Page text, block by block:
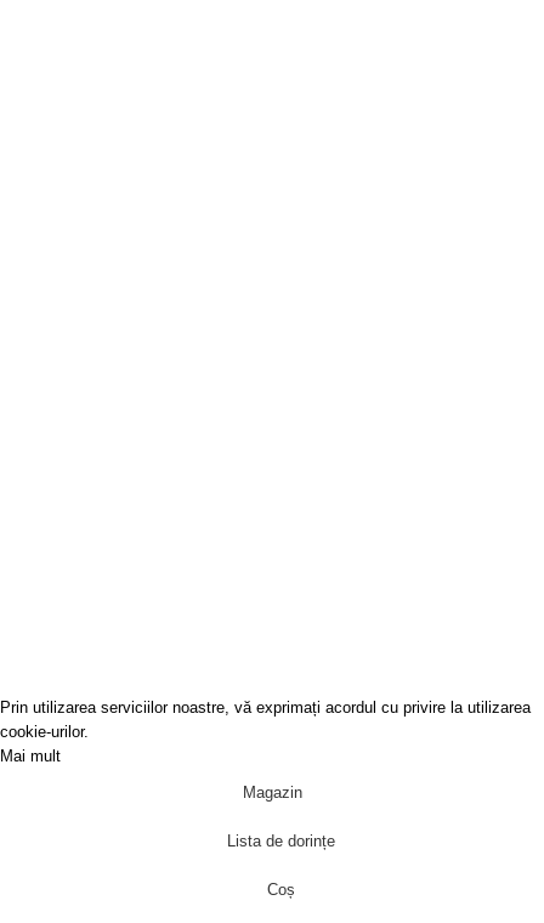
Prin utilizarea serviciilor noastre, vă exprimați acordul cu privire la utilizarea
cookie-urilor.
Mai mult
Magazin
Lista de dorințe
Coș